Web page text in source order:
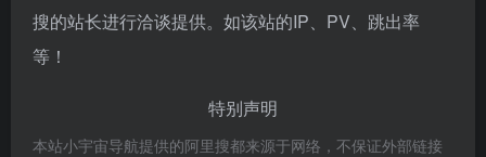
搜的站长进行洽谈提供。如该站的IP、PV、跳出率
等！
特别声明
本站小宇宙导航提供的阿里搜都来源于网络，不保证外部链接